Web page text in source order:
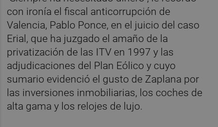
con ironía el fiscal anticorrupción de
Valencia, Pablo Ponce, en el juicio del caso
Erial, que ha juzgado el amaño de la
privatización de las ITV en 1997 y las
adjudicaciones del Plan Eólico y cuyo
sumario evidenció el gusto de Zaplana por
las inversiones inmobiliarias, los coches de
alta gama y los relojes de lujo.